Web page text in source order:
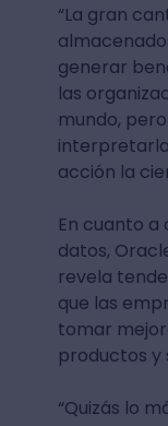
“La gran
generar
las
mundo,
acción la
En cuanto
datos,
revela
que las
tomar
productos y
“Quizás lo